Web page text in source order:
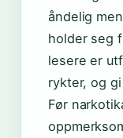
åndelig
holder seg
lesere er
rykter, og
Før